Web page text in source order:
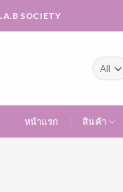
SOCIETY
หน้าแรก สินค้า